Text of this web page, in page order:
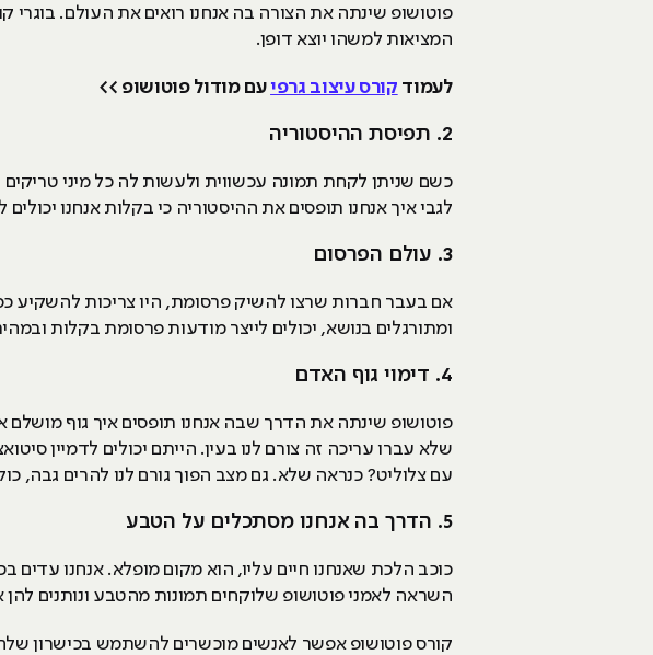
פוטושופ שינתה את הצורה בה אנחנו רואים את העולם.
המציאות למשהו יוצא דופן.
לעמוד קורס עיצוב גרפי עם מודול פוטושופ >>
2. תפיסת ההיסטוריה
כשם שניתן לקחת תמונה עכשווית ולעשות לה כל מיני
לגבי איך אנחנו תופסים את ההיסטוריה כי בקלות אנחנו
3. עולם הפרסום
אם בעבר חברות שרצו להשיק פרסומת, היו צריכות להשקיע
ומתורגלים בנושא, יכולים לייצר מודעות פרסומת בקלות
4. דימוי גוף האדם
פוטושופ שינתה את הדרך שבה אנחנו תופסים איך גוף מושלם
שלא עברו עריכה זה צורם לנו בעין. הייתם יכולים לדמיין
עם צלוליט? כנראה שלא. גם מצב הפוך גורם לנו להרים גבה,
5. הדרך בה אנחנו מסתכלים על הטבע
כוכב הלכת שאנחנו חיים עליו, הוא מקום מופלא. אנחנו
השראה לאמני פוטושופ שלוקחים תמונות מהטבע ונותנים
קורס פוטושופ אפשר לאנשים מוכשרים להשתמש בכישרון